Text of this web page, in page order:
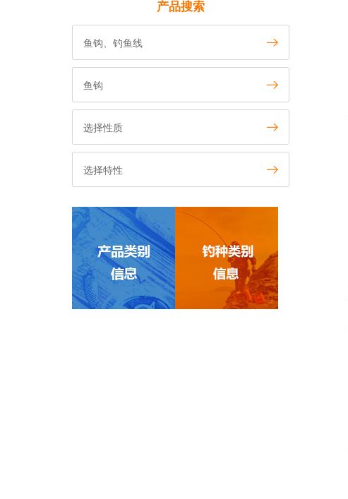
产品搜索